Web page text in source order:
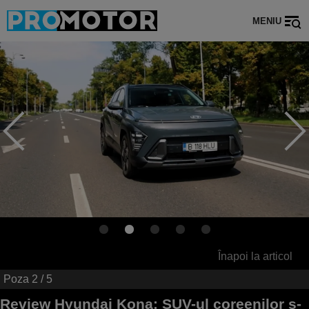
MENIU
Înapoi la articol
Poza 2 / 5
Review Hyundai Kona: SUV-ul coreenilor s-